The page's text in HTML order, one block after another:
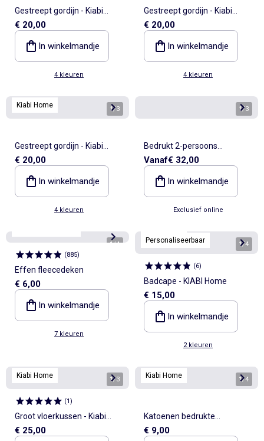
Gestreept gordijn - Kiabi
Home
€ 20,00
In winkelmandje
4 kleuren
Gestreept gordijn - Kiabi
Home
€ 20,00
In winkelmandje
4 kleuren
Kiabi Home 1/3
Gestreept gordijn - Kiabi
Home
€ 20,00
In winkelmandje
4 kleuren
1/3
Bedrukt 2-persoons
dekbedovertrek
Vanaf€ 32,00
In winkelmandje
Exclusief online
1/4
(885)
Effen fleecedeken
€ 6,00
In winkelmandje
7 kleuren
Personaliseerbaar
1/4
(6)
Badcape - KIABI Home
€ 15,00
In winkelmandje
2 kleuren
Kiabi Home 1/3
(1)
Groot vloerkussen - Kiabi
Home
€ 25,00
Kiabi Home 1/4
Katoenen bedrukte
kussensloop
€ 9,00